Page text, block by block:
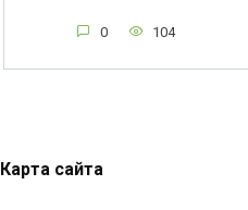
0 104
Карта сайта